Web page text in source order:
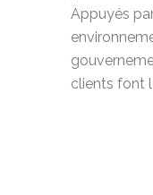
Appuyés
clients font